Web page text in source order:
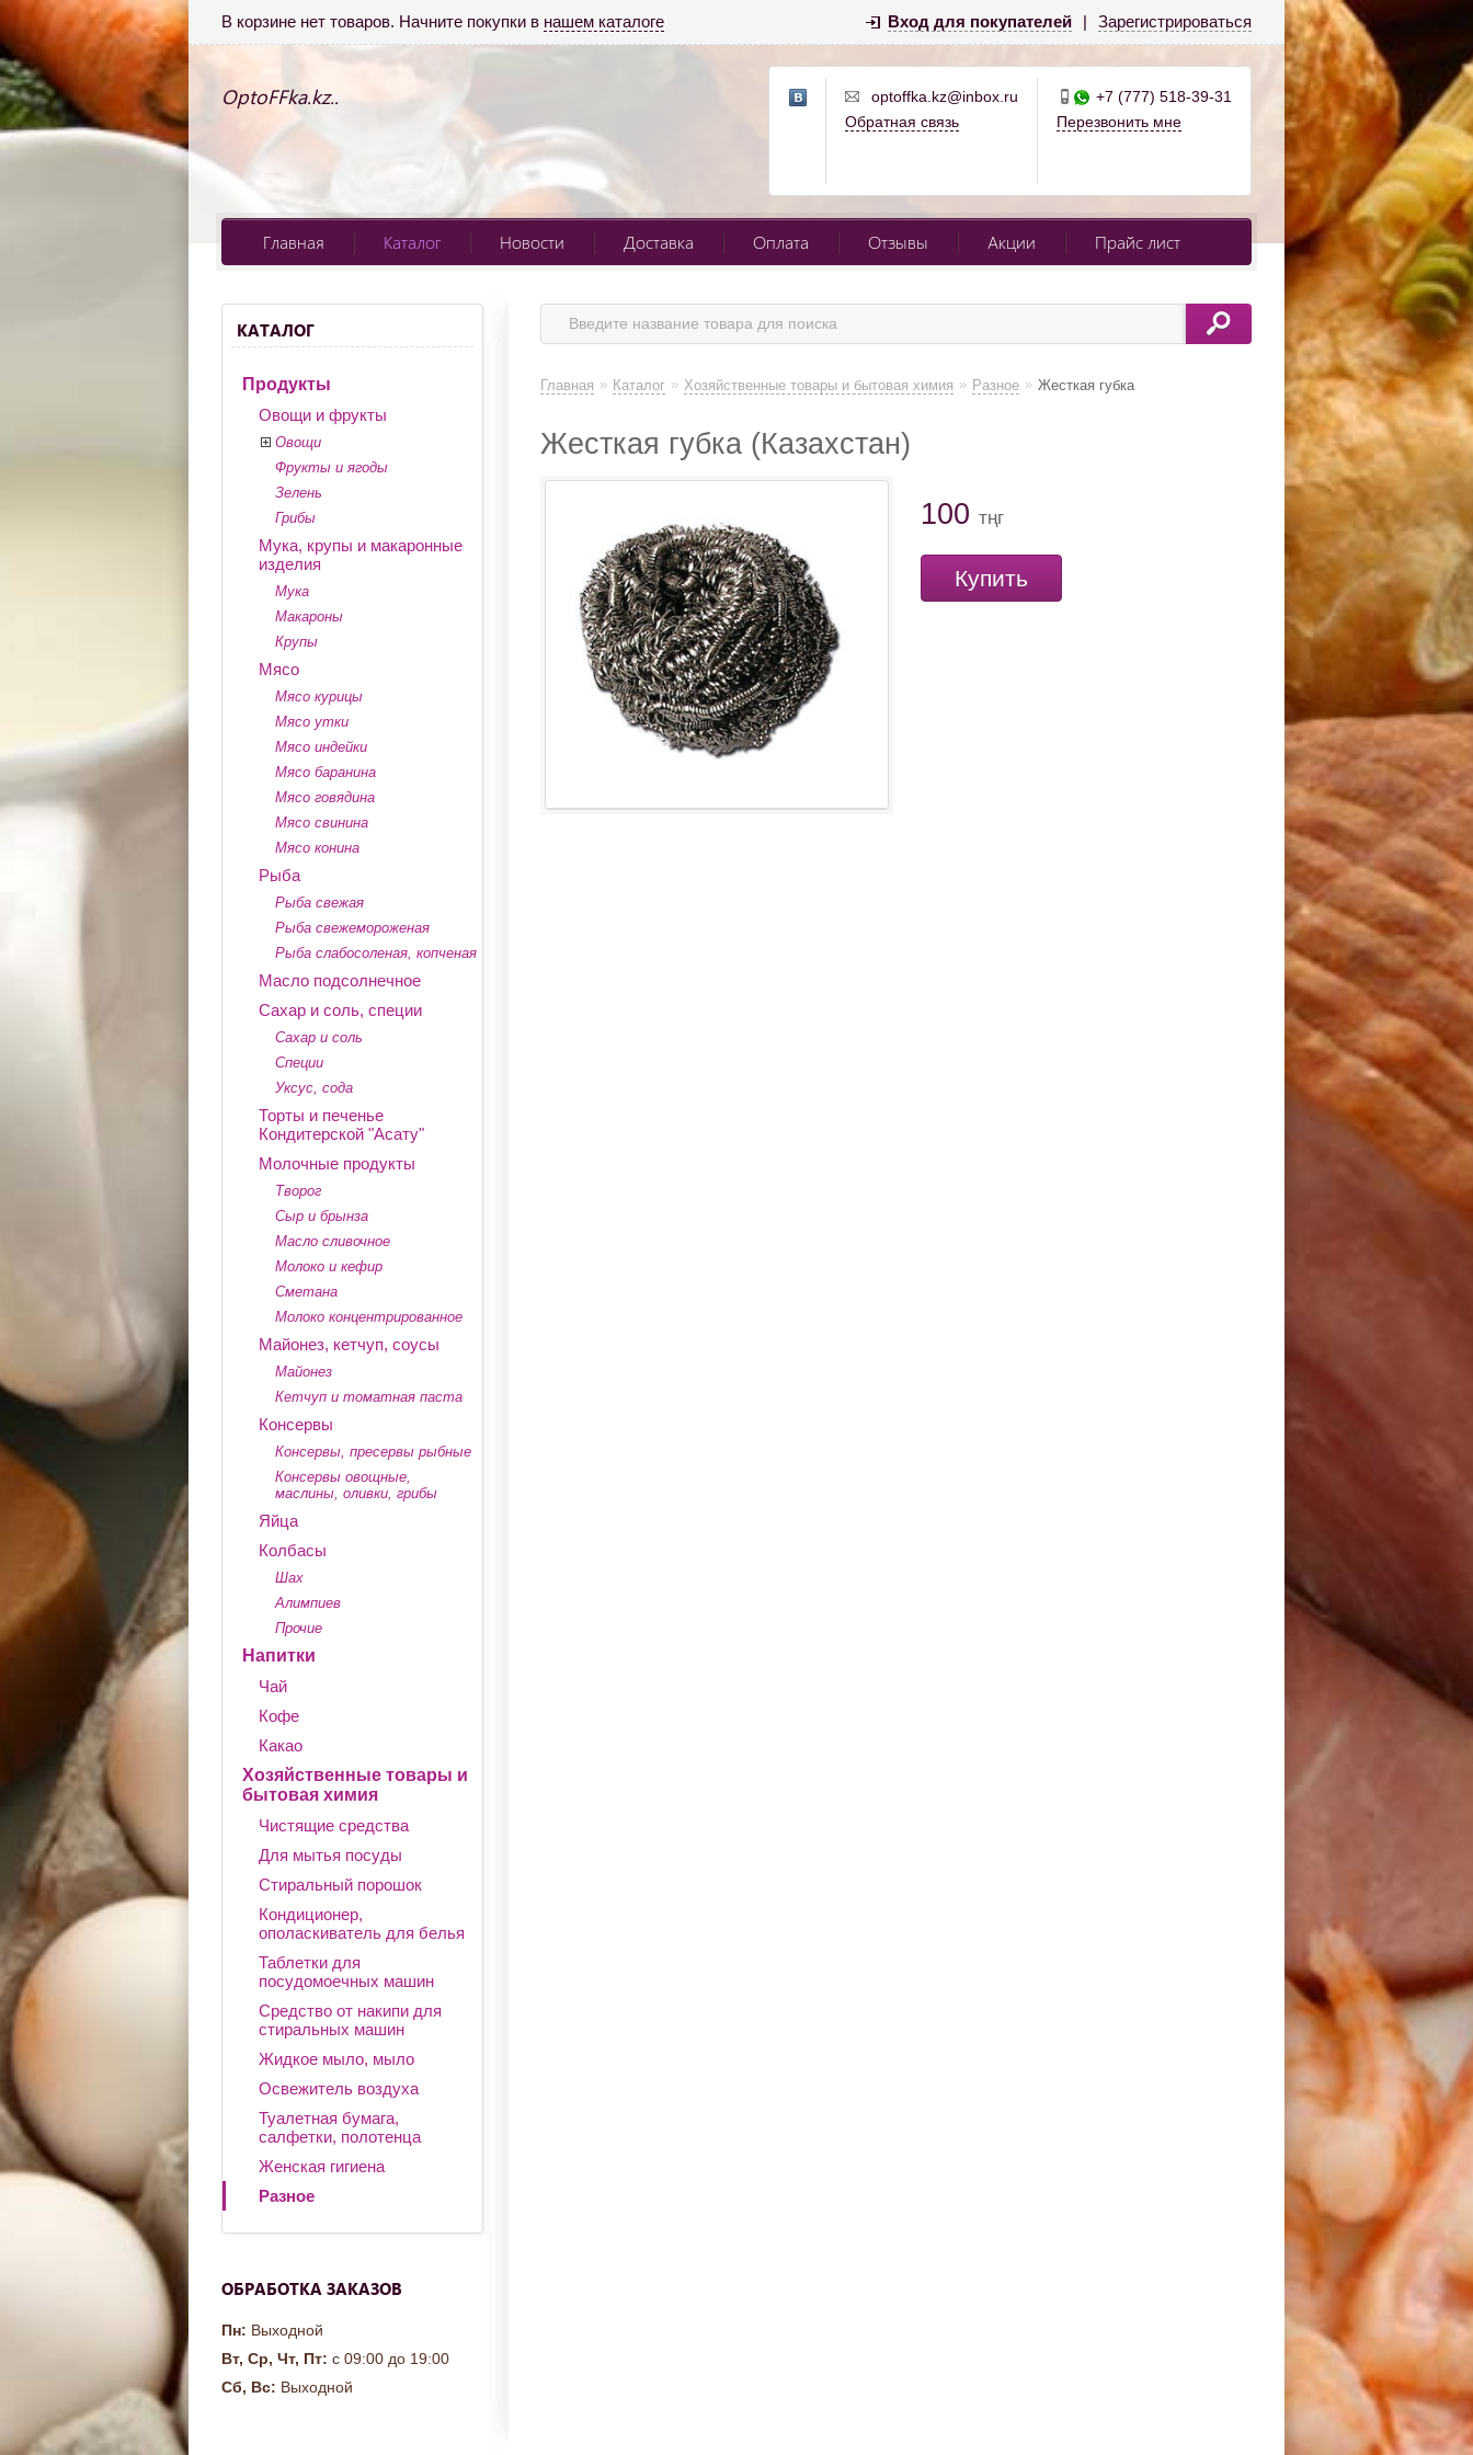
В корзине нет товаров. Начните покупки в нашем каталоге Вход для покупателей | Зарегистрироваться
OptoFFka.kz..
optoffka.kz@inbox.ru
Обратная связь
+7 (777) 518-39-31
Перезвонить мне
Главная Каталог Новости Доставка Оплата Отзывы Акции Прайс лист
КАТАЛОГ
Продукты
Овощи и фрукты
Овощи
Фрукты и ягоды
Зелень
Грибы
Мука, крупы и макаронные
изделия
Мука
Макароны
Крупы
Мясо
Мясо курицы
Мясо утки
Мясо индейки
Мясо баранина
Мясо говядина
Мясо свинина
Мясо конина
Рыба
Рыба свежая
Рыба свежемороженая
Рыба слабосоленая, копченая
Масло подсолнечное
Сахар и соль, специи
Сахар и соль
Специи
Уксус, сода
Торты и печенье
Кондитерской "Асату"
Молочные продукты
Творог
Сыр и брынза
Масло сливочное
Молоко и кефир
Сметана
Молоко концентрированное
Майонез, кетчуп, соусы
Майонез
Кетчуп и томатная паста
Консервы
Консервы, пресервы рыбные
Консервы овощные,
маслины, оливки, грибы
Яйца
Колбасы
Шах
Алимпиев
Прочие
Напитки
Чай
Кофе
Какао
Хозяйственные товары и
бытовая химия
Чистящие средства
Для мытья посуды
Стиральный порошок
Кондиционер,
ополаскиватель для белья
Таблетки для
посудомоечных машин
Средство от накипи для
стиральных машин
Жидкое мыло, мыло
Освежитель воздуха
Туалетная бумага,
салфетки, полотенца
Женская гигиена
Разное
ОБРАБОТКА ЗАКАЗОВ
Пн: Выходной
Вт, Ср, Чт, Пт: с 09:00 до 19:00
Сб, Вс: Выходной
Главная » Каталог » Хозяйственные товары и бытовая химия » Разное » Жесткая губка
Жесткая губка (Казахстан)
100 тңг
Купить